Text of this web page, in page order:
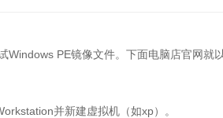
Windows PE镜像文件。下面电脑店官网就
并新建虚拟机（如xp）。